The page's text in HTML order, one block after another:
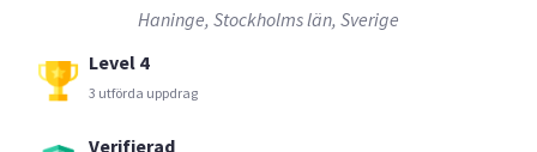
Haninge, Stockholms län, Sverige
Level 4
3 utförda uppdrag
Verifierad